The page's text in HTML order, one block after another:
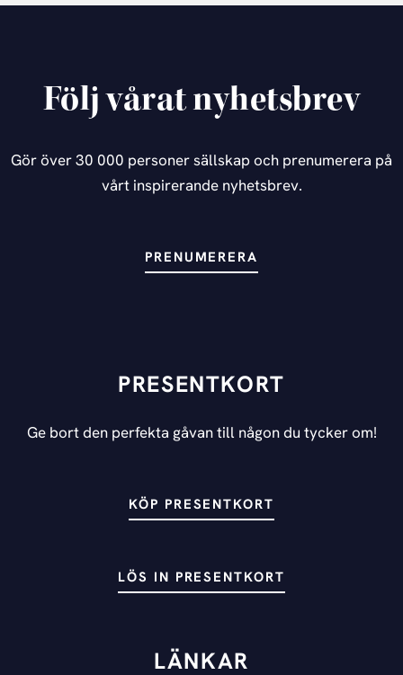
Följ vårat nyhetsbrev
Gör över 30 000 personer sällskap och prenumerera på
vårt inspirerande nyhetsbrev.
PRENUMERERA
PRESENTKORT
Ge bort den perfekta gåvan till någon du tycker om!
KÖP PRESENTKORT
LÖS IN PRESENTKORT
LÄNKAR